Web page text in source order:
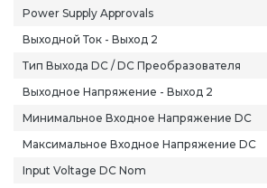
Power Supply Approvals
Выходной Ток - Выход 2
Тип Выхода DC / DC Преобразователя
Выходное Напряжение - Выход 2
Минимальное Входное Напряжение DC
Максимальное Входное Напряжение DC
Input Voltage DC Nom